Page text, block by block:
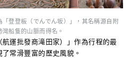
登登板（でんでん坂）」，其名稱源自附
船隻的山脈而得名。
（航運批發商滝田家）」作為行程的最
常滑豐富的歷史風貌。